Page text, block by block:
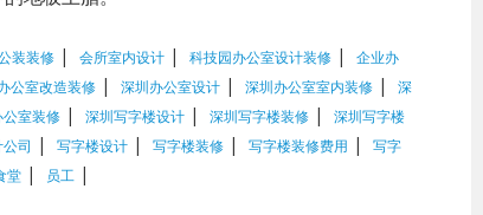
装装修 | 会所室内设计 | 科技园办公室设计装修 |
企业办
公室改造装修 | 深圳办公室设计 | 深圳办公室室内装修 |
深
室装修 | 深圳写字楼设计 | 深圳写字楼装修 |
深圳写字楼
司 | 写字楼设计 | 写字楼装修 | 写字楼装修费用 |
写字
堂 | 员工 |